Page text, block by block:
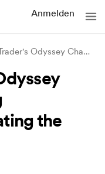
Anmelden
A Bitcoin Trader's Odyssey Chapter
the